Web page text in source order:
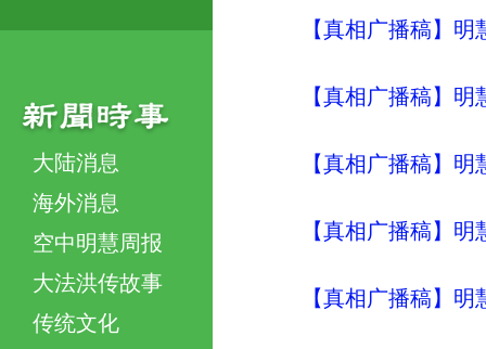
大陆消息
海外消息
空中明慧周报
大法洪传故事
传统文化
【真相广播稿】
【真相广播稿】
【真相广播稿】
【真相广播稿】
【真相广播稿】